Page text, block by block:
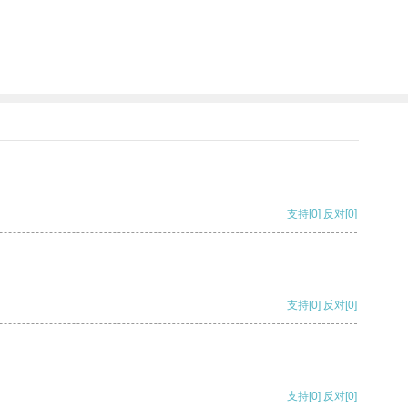
支持[0] 反对[0]
支持[0] 反对[0]
支持[0] 反对[0]